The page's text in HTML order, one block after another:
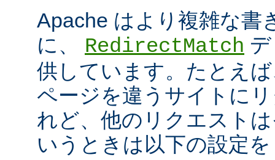
Apache はより複雑な書
に、 RedirectMatch
供しています。たとえ
ページを違うサイトに
れど、他のリクエスト
いうときは以下の設定